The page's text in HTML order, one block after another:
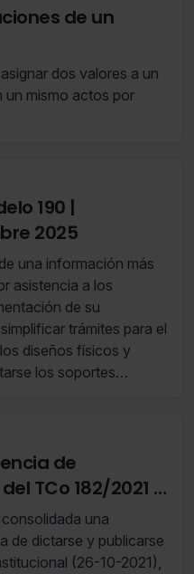
de un
dos valores a un
un mismo actos por
190 |
2025
una información más
asistencia a los
de su
trámites para el
diseños físicos y
los soportes
de
TCo 182/2021 a
aún recurribles
una
de dictarse y publicarse
(26-10-2021),